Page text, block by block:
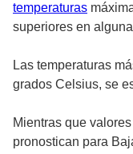
temperaturas
superiores en
Las temperaturas
grados Celsius, se
Mientras que
pronostican para